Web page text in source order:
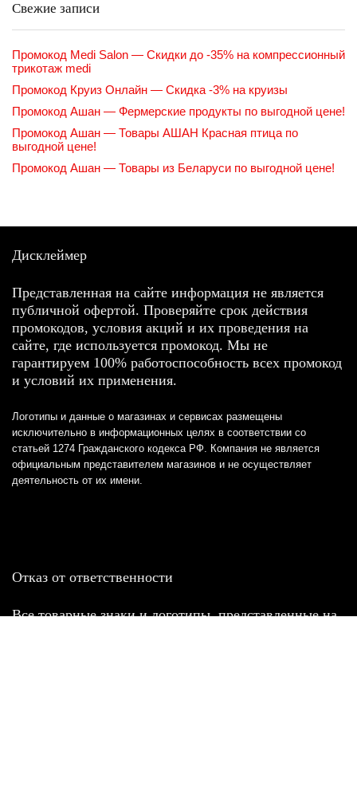
Свежие записи
Промокод Medi Salon — Скидки до -35% на компрессионный
трикотаж medi
Промокод Круиз Онлайн — Скидка -3% на круизы
Промокод Ашан — Фермерские продукты по выгодной цене!
Промокод Ашан — Товары АШАН Красная птица по
выгодной цене!
Промокод Ашан — Товары из Беларуси по выгодной цене!
Дисклеймер
Представленная на сайте информация не является
публичной офертой. Проверяйте срок действия
промокодов, условия акций и их проведения на
сайте, где используется промокод. Мы не
гарантируем 100% работоспособность всех промокод
и условий их применения.
Логотипы и данные о магазинах и сервисах размещены
исключительно в информационных целях в соответствии со
статьей 1274 Гражданского кодекса РФ. Компания не является
официальным представителем магазинов и не осуществляет
деятельность от их имени.
Отказ от ответственности
Все товарные знаки и логотипы, представленные на